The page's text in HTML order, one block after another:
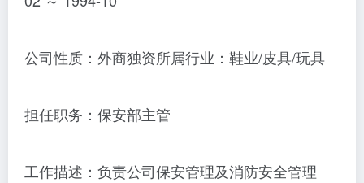
公司性质：外商独资所属行业：鞋业/皮具/玩具
担任职务：保安部主管
工作描述：负责公司保安管理及消防安全管理